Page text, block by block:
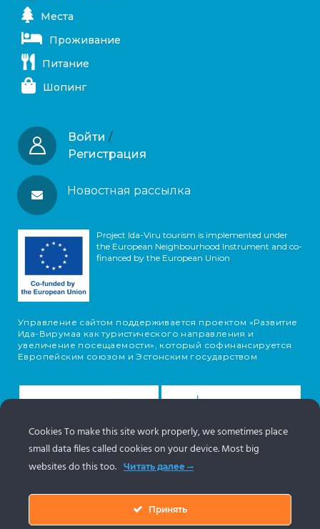
Места
Проживание
Питание
Шопинг
Войти /
Регистрация
Новостная рассылка
Project Ida-Viru tourism is implemented under
the European Neighbourhood Instrument and co-
financed by the European Union
Управление сайтом поддерживается проектом «Развитие
Ида-Вирумаа как туристического направления и
увеличение посещаемости», который софинансируется
Европейским союзом и Эстонским государством
Информация об объектах поступает с туристического
Cookies To make this site work properly, we sometimes place
small data files called cookies on your device. Most big
websites do this too.
Читать далее
Принять